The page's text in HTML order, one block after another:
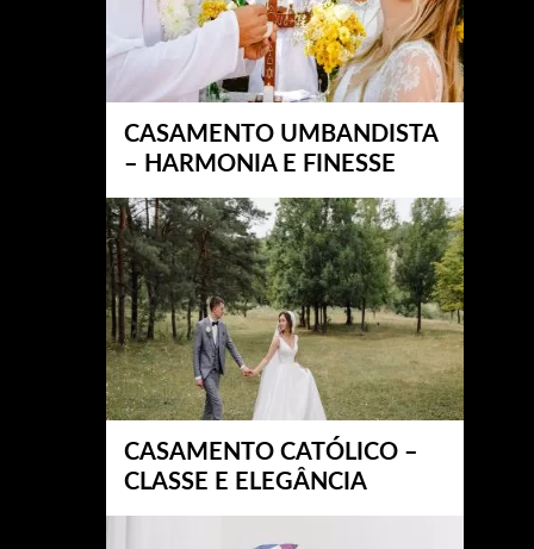
CASAMENTO UMBANDISTA
– HARMONIA E FINESSE
CASAMENTO CATÓLICO –
CLASSE E ELEGÂNCIA